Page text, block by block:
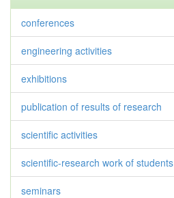
conferences
engineering activities
exhibitions
publication of results of research
scientific activities
scientific-research work of students
seminars